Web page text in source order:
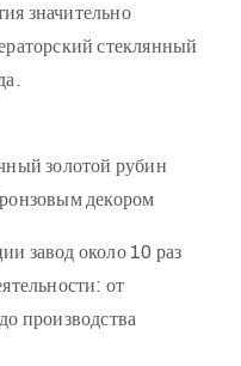
значительно
стеклянный
золотой рубин
декором
завод около 10 раз
от
производства